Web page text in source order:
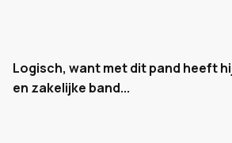
Logisch, want met dit pand heeft
en zakelijke band...